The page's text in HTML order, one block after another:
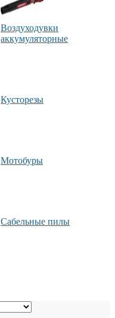
Воздуходувки
аккумуляторные
Кусторезы
Мотобуры
Сабельные пилы